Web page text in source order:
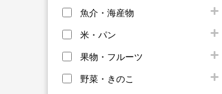
魚介・海産物
米・パン
果物・フルーツ
野菜・きのこ